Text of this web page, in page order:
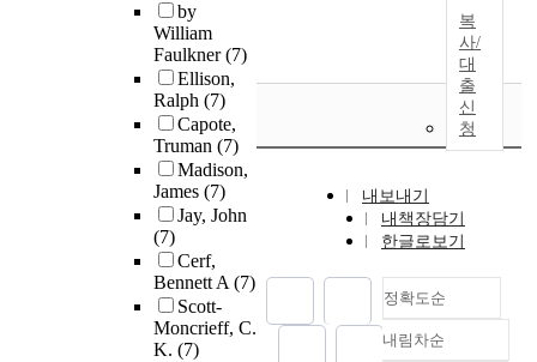
by
William
Faulkner(7)
Ellison,
Ralph (7)
Capote,
Truman (7)
Madison,
James (7)
Jay, John
(7)
Cerf,
Bennett A(7)
Scott-
Moncrieff, C.
K. (7)
복
사/
대
출
신
청
내보내기
내책장담기
한글로보기
정확도순
정확도
내림차순